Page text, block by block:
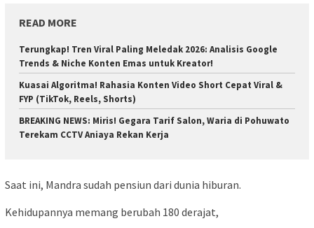
READ MORE
Terungkap! Tren Viral Paling Meledak 2026: Analisis Google
Trends & Niche Konten Emas untuk Kreator!
Kuasai Algoritma! Rahasia Konten Video Short Cepat Viral &
FYP (TikTok, Reels, Shorts)
BREAKING NEWS: Miris! Gegara Tarif Salon, Waria di Pohuwato
Terekam CCTV Aniaya Rekan Kerja
Saat ini, Mandra sudah pensiun dari dunia hiburan.
Kehidupannya memang berubah 180 derajat,